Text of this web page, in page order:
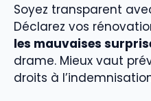
Soyez transparent
Déclarez vos
les mauvaises
drame. Mieux vaut
droits à